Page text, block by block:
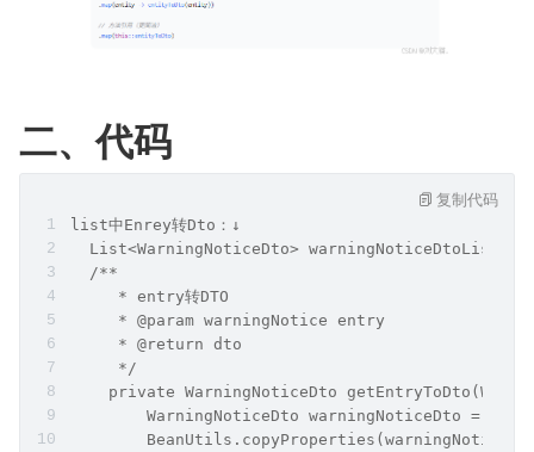
二、代码
list中Enrey转Dto：↓
List<WarningNoticeDto> warningNoticeDtoList =
  /**
     * entry转DTO
     * @param warningNotice entry
     * @return dto
     */
private WarningNoticeDto
WarningNoticeDto warningNoticeDto = new
BeanUtils.copyProperties(warningNotice,
复制代码